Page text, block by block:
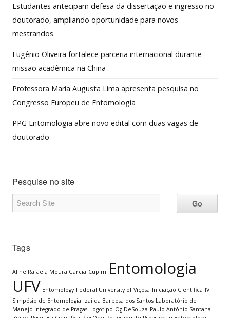
Estudantes antecipam defesa da dissertação e ingresso no
doutorado, ampliando oportunidade para novos
mestrandos
Eugênio Oliveira fortalece parceria internacional durante
missão acadêmica na China
Professora Maria Augusta Lima apresenta pesquisa no
Congresso Europeu de Entomologia
PPG Entomologia abre novo edital com duas vagas de
doutorado
Pesquise no site
Tags
Aline Rafaela Moura Garcia Cupim Entomologia
UFV Entomology Federal University of Viçosa Iniciação Científica IV
Simpósio de Entomologia Izailda Barbosa dos Santos Laboratório de
Manejo Integrado de Pragas Logotipo Og DeSouza Paulo Antônio Santana